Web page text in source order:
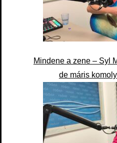
Mindene a zene – Syl
de máris